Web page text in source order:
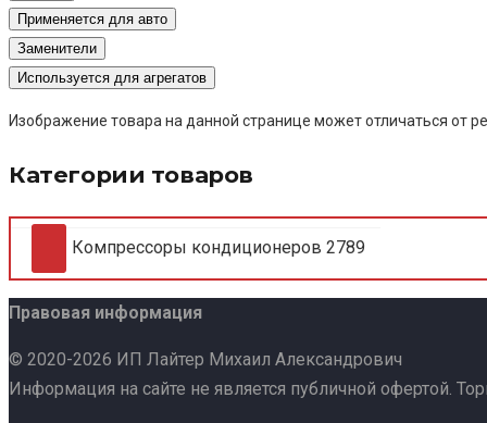
Применяется для авто
Заменители
Используется для агрегатов
Изображение товара на данной странице может отличаться от
Категории товаров
Компрессоры кондиционеров 2789
Правовая информация
© 2020-2026 ИП Лайтер Михаил Александрович
Информация на сайте не является публичной офертой.